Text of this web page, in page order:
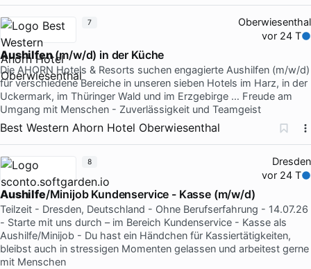
Oberwiesenthal
vor 24 T
Aushilfen(m/w/d) in der Küche
Die AHORN Hotels & Resorts suchen engagierte Aushilfen (m/w/d)
für verschiedene Bereiche in unseren sieben Hotels im Harz, in der
Uckermark, im Thüringer Wald und im Erzgebirge … Freude am
Umgang mit Menschen - Zuverlässigkeit und Teamgeist
Best Western Ahorn Hotel Oberwiesenthal
7
Dresden
vor 24 T
Aushilfe/Minijob Kundenservice - Kasse (m/w/d)
Teilzeit - Dresden, Deutschland - Ohne Berufserfahrung - 14.07.26
- Starte mit uns durch – im Bereich Kundenservice - Kasse als
Aushilfe/Minijob - Du hast ein Händchen für Kassiertätigkeiten,
bleibst auch in stressigen Momenten gelassen und arbeitest gerne
mit Menschen
8